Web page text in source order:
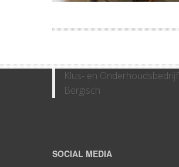
Klus- en Onderhoudsbedrijf
Bergisch
SOCIAL MEDIA